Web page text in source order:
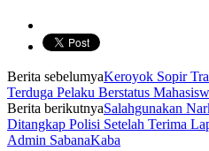
Berita sebelumyaKeroyok Sopir
Terduga Pelaku Berstatus
Berita berikutnyaSalahgunakan
Ditangkap Polisi Setelah Terima
Admin SabanaKaba